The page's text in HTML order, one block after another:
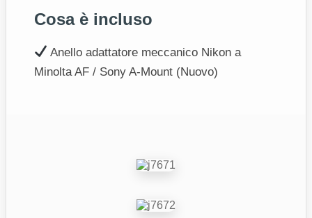
Cosa è incluso
Anello adattatore meccanico Nikon a
Minolta AF / Sony A-Mount (Nuovo)